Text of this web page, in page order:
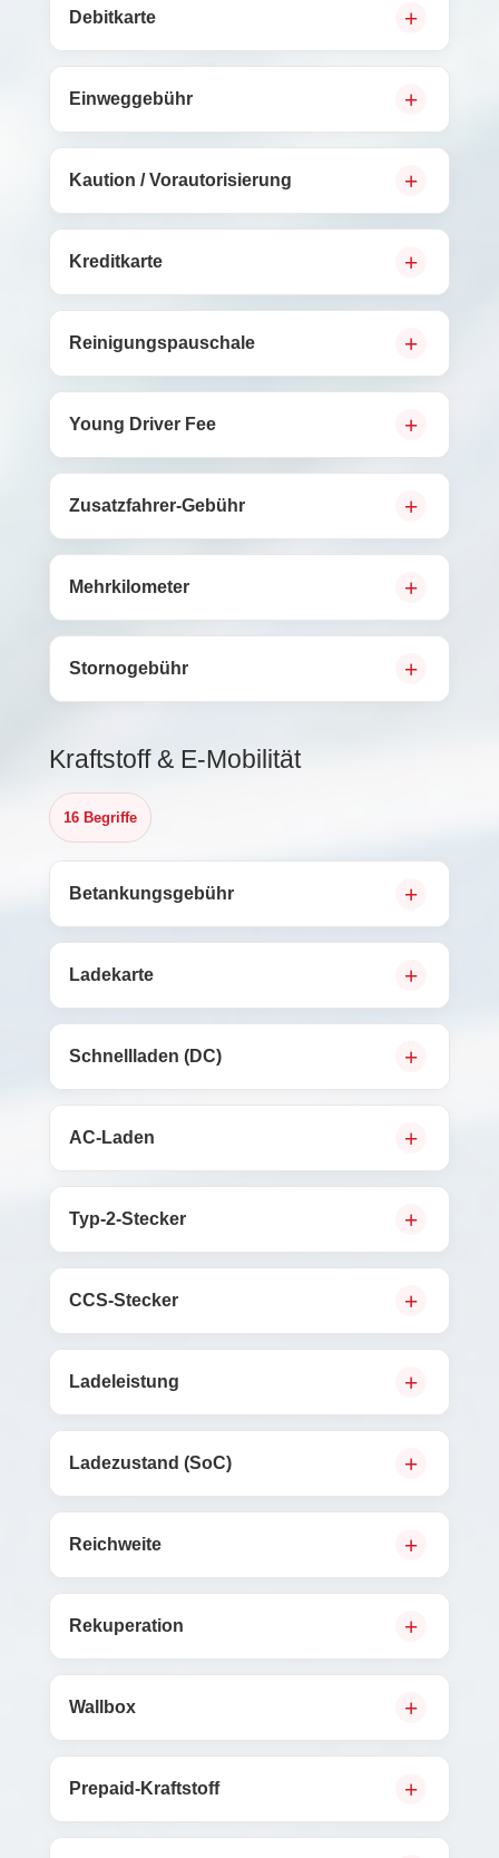
Debitkarte
Einweggebühr
Kaution / Vorautorisierung
Kreditkarte
Reinigungspauschale
Young Driver Fee
Zusatzfahrer-Gebühr
Mehrkilometer
Stornogebühr
Kraftstoff & E-Mobilität
16 Begriffe
Betankungsgebühr
Ladekarte
Schnellladen (DC)
AC-Laden
Typ-2-Stecker
CCS-Stecker
Ladeleistung
Ladezustand (SoC)
Reichweite
Rekuperation
Wallbox
Prepaid-Kraftstoff